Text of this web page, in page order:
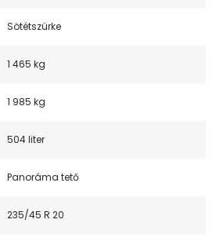
Sötétszürke
1 465 kg
1 985 kg
504 liter
Panoráma tető
235/45 R 20